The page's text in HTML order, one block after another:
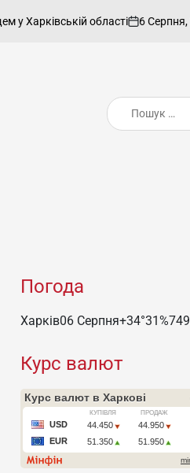
області
on
6 Серпня, 2026
Пошук:
Погода
Харків06 Серпня+34°31%749
Курс валют